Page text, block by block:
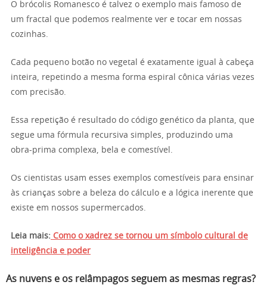
O brócolis Romanesco é talvez o exemplo mais famoso de
um fractal que podemos realmente ver e tocar em nossas
cozinhas.
Cada pequeno botão no vegetal é exatamente igual à cabeça
inteira, repetindo a mesma forma espiral cônica várias vezes
com precisão.
Essa repetição é resultado do código genético da planta, que
segue uma fórmula recursiva simples, produzindo uma
obra-prima complexa, bela e comestível.
Os cientistas usam esses exemplos comestíveis para ensinar
às crianças sobre a beleza do cálculo e a lógica inerente que
existe em nossos supermercados.
Leia mais: Como o xadrez se tornou um símbolo cultural de
inteligência e poder
As nuvens e os relâmpagos seguem as mesmas regras?